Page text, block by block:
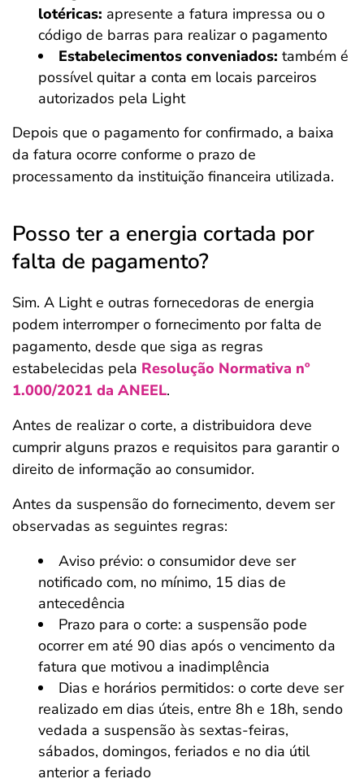
lotéricas: apresente a fatura impressa ou o
código de barras para realizar o pagamento
Estabelecimentos conveniados: também é
possível quitar a conta em locais parceiros
autorizados pela Light
Depois que o pagamento for confirmado, a baixa
da fatura ocorre conforme o prazo de
processamento da instituição financeira utilizada.
Posso ter a energia cortada por
falta de pagamento?
Sim. A Light e outras fornecedoras de energia
podem interromper o fornecimento por falta de
pagamento, desde que siga as regras
estabelecidas pela Resolução Normativa nº
1.000/2021 da ANEEL.
Antes de realizar o corte, a distribuidora deve
cumprir alguns prazos e requisitos para garantir o
direito de informação ao consumidor.
Antes da suspensão do fornecimento, devem ser
observadas as seguintes regras:
Aviso prévio: o consumidor deve ser
notificado com, no mínimo, 15 dias de
antecedência
Prazo para o corte: a suspensão pode
ocorrer em até 90 dias após o vencimento da
fatura que motivou a inadimplência
Dias e horários permitidos: o corte deve ser
realizado em dias úteis, entre 8h e 18h, sendo
vedada a suspensão às sextas-feiras,
sábados, domingos, feriados e no dia útil
anterior a feriado